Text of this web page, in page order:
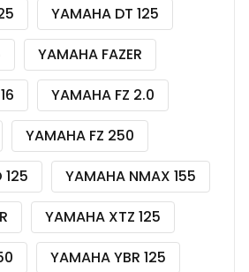
YAMAHA DT 125
YAMAHA FAZER
YAMAHA FZ 2.0
YAMAHA FZ 250
125
YAMAHA NMAX 155
YAMAHA XTZ 125
YAMAHA YBR 125